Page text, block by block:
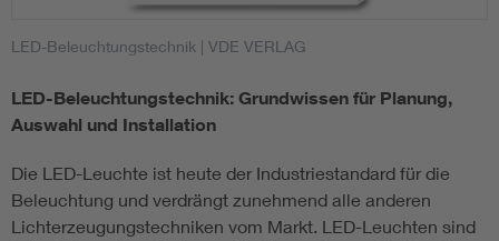
LED-Beleuchtungstechnik | VDE VERLAG
LED-Beleuchtungstechnik: Grundwissen für Planung,
Auswahl und Installation
Die LED-Leuchte ist heute der Industriestandard für die
Beleuchtung und verdrängt zunehmend alle anderen
Lichterzeugungstechniken vom Markt. LED-Leuchten sind